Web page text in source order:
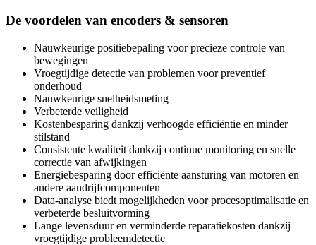
De voordelen van encoders & sensoren
Nauwkeurige positiebepaling voor precieze controle van
bewegingen
Vroegtijdige detectie van problemen voor preventief
onderhoud
Nauwkeurige snelheidsmeting
Verbeterde veiligheid
Kostenbesparing dankzij verhoogde efficiëntie en minder
stilstand
Consistente kwaliteit dankzij continue monitoring en snelle
correctie van afwijkingen
Energiebesparing door efficiënte aansturing van motoren en
andere aandrijfcomponenten
Data-analyse biedt mogelijkheden voor procesoptimalisatie en
verbeterde besluitvorming
Lange levensduur en verminderde reparatiekosten dankzij
vroegtijdige probleemdetectie